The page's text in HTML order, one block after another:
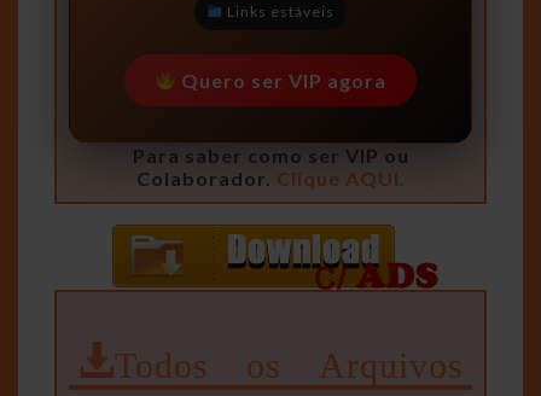
Links estáveis
Quero ser VIP agora
Para saber como ser VIP ou
Colaborador. Clique AQUI.
Todos os Arquivos